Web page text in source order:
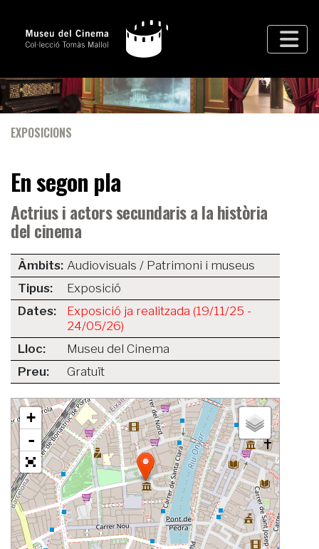
EXPOSICIONS
En segon pla
Actrius i actors secundaris a la història
del cinema
Àmbits: Audiovisuals / Patrimoni i museus
Tipus:
Exposició
Dates:
Exposició ja realitzada (19/11/25 -
24/05/26)
Lloc:
Museu del Cinema
Preu:
Gratuït